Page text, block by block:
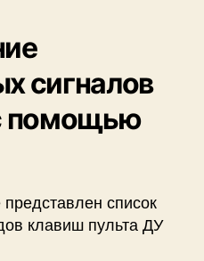
сигналов
помощью
список
клавиш пульта ДУ